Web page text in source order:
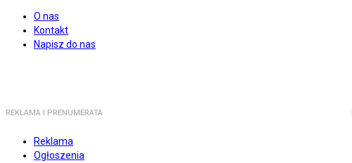
O nas
Kontakt
Napisz do nas
REKLAMA I PRENUMERATA
Reklama
Ogłoszenia